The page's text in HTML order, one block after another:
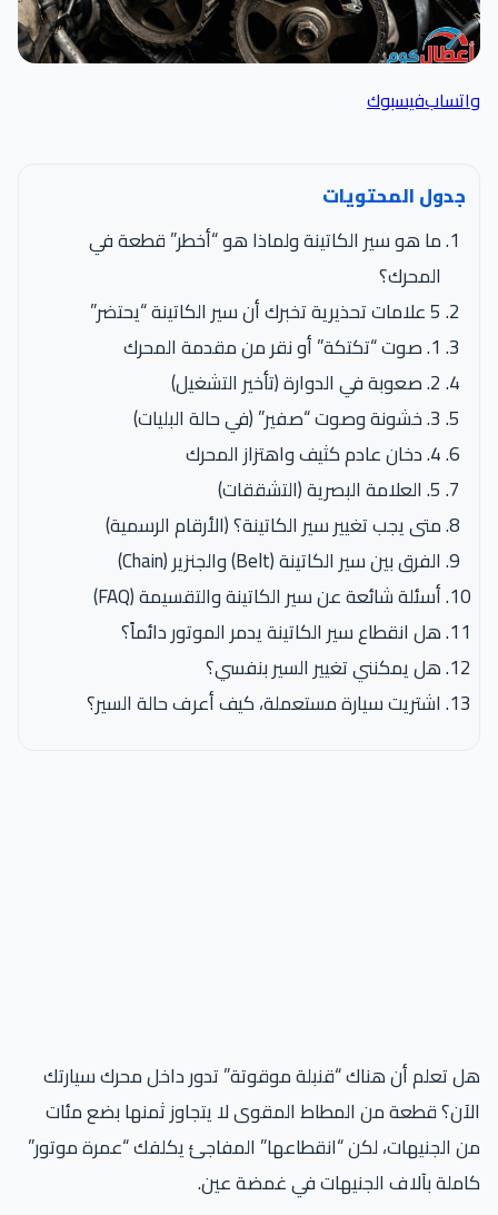
واتسابفيسبوك
جدول المحتويات
ما هو سير الكاتينة ولماذا هو “أخطر” قطعة في
المحرك؟
5 علامات تحذيرية تخبرك أن سير الكاتينة “يحتضر”
1. صوت “تكتكة” أو نقر من مقدمة المحرك
2. صعوبة في الدوارة (تأخير التشغيل)
3. خشونة وصوت “صفير” (في حالة البليات)
4. دخان عادم كثيف واهتزاز المحرك
5. العلامة البصرية (التشققات)
متى يجب تغيير سير الكاتينة؟ (الأرقام الرسمية)
الفرق بين سير الكاتينة (Belt) والجنزير (Chain)
أسئلة شائعة عن سير الكاتينة والتقسيمة (FAQ)
هل انقطاع سير الكاتينة يدمر الموتور دائماً؟
هل يمكنني تغيير السير بنفسي؟
اشتريت سيارة مستعملة، كيف أعرف حالة السير؟
هل تعلم أن هناك “قنبلة موقوتة” تدور داخل محرك سيارتك
الآن؟ قطعة من المطاط المقوى لا يتجاوز ثمنها بضع مئات
من الجنيهات، لكن “انقطاعها” المفاجئ يكلفك “عمرة موتور”
كاملة بآلاف الجنيهات في غمضة عين.